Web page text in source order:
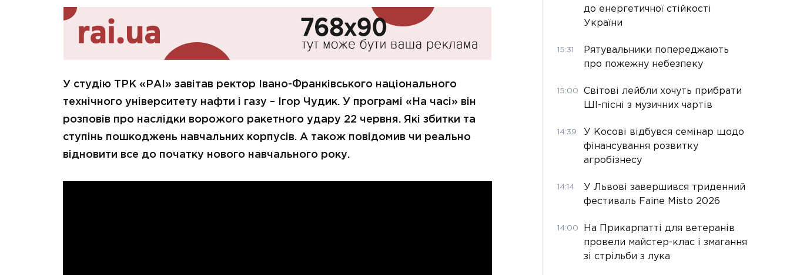
У студію ТРК «РАІ» завітав ректор Івано-Франківського національного
технічного університету нафти і газу – Ігор Чудик. У програмі «На часі» він
розповів про наслідки ворожого ракетного удару 22 червня. Які збитки та
ступінь пошкоджень навчальних корпусів. А також повідомив чи реально
відновити все до початку нового навчального року.
до енергетичної стійкості
України
15:31
Рятувальники попереджають
про пожежну небезпеку
15:00
Світові лейбли хочуть прибрати
ШІ-пісні з музичних чартів
14:39
У Косові відбувся семінар щодо
фінансування розвитку
агробізнесу
14:14
У Львові завершився триденний
фестиваль Faine Misto 2026
14:00
На Прикарпатті для ветеранів
провели майстер-клас і змагання
зі стрільби з лука